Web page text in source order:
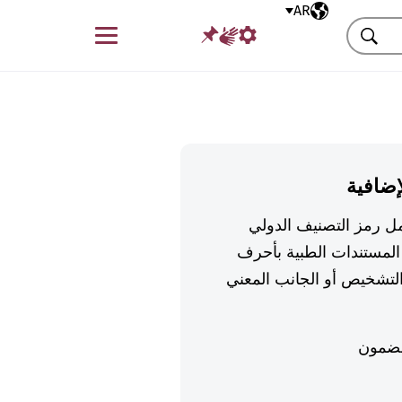
اللغة المختارةAR
قائمة
بحث
رمز التصنيف الدولي
الطبية بأحرف
أو الجانب المعني